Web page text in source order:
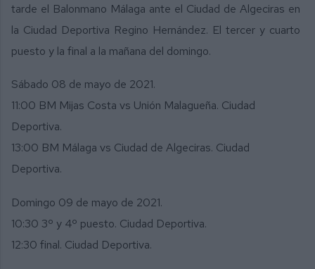
tarde el Balonmano Málaga ante el Ciudad de Algeciras en
la Ciudad Deportiva Regino Hernández. El tercer y cuarto
puesto y la final a la mañana del domingo.
Sábado 08 de mayo de 2021.
11:00 BM Mijas Costa vs Unión Malagueña. Ciudad
Deportiva.
13:00 BM Málaga vs Ciudad de Algeciras. Ciudad
Deportiva.
Domingo 09 de mayo de 2021.
10:30 3º y 4º puesto. Ciudad Deportiva.
12:30 final. Ciudad Deportiva.